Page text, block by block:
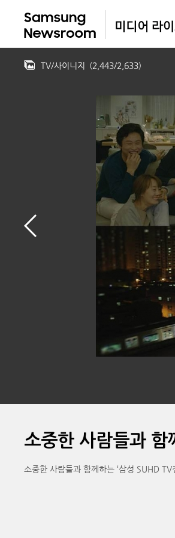
TV/사이니지 (2,443/2,633)
소중한 사람들과 함
소중한 사람들과 함께하는 ‘삼성 SUHD TV